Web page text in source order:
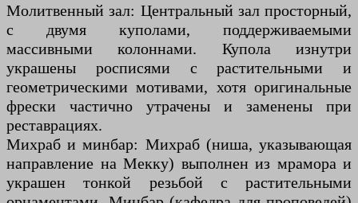
Молитвенный зал: Центральный зал просторный,
с двумя куполами, поддерживаемыми
массивными колоннами. Купола изнутри
украшены росписями с растительными и
геометрическими мотивами, хотя оригинальные
фрески частично утрачены и заменены при
реставрациях.
Михраб и минбар: Михраб (ниша, указывающая
направление на Мекку) выполнен из мрамора и
украшен тонкой резьбой с растительными